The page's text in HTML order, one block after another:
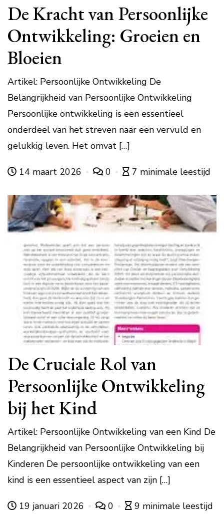
De Kracht van Persoonlijke
Ontwikkeling: Groeien en
Bloeien
Artikel: Persoonlijke Ontwikkeling De
Belangrijkheid van Persoonlijke Ontwikkeling
Persoonlijke ontwikkeling is een essentieel
onderdeel van het streven naar een vervuld en
gelukkig leven. Het omvat […]
14 maart 2026 0 7 minimale leestijd
De Cruciale Rol van
Persoonlijke Ontwikkeling
bij het Kind
Artikel: Persoonlijke Ontwikkeling van een Kind De
Belangrijkheid van Persoonlijke Ontwikkeling bij
Kinderen De persoonlijke ontwikkeling van een
kind is een essentieel aspect van zijn […]
19 januari 2026 0 9 minimale leestijd